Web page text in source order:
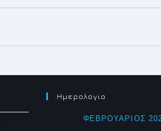
Ημερολογιο
ΦΕΒΡΟΥΆΡΙΟΣ